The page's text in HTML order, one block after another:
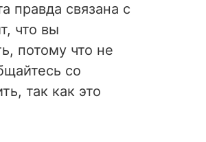
правда связана с
что вы
потому что не
со
так как это